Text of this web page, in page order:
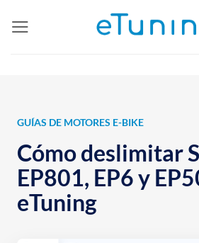
GUÍAS DE MOTORES E-BIKE
Cómo deslimitar
EP801, EP6 y
eTuning